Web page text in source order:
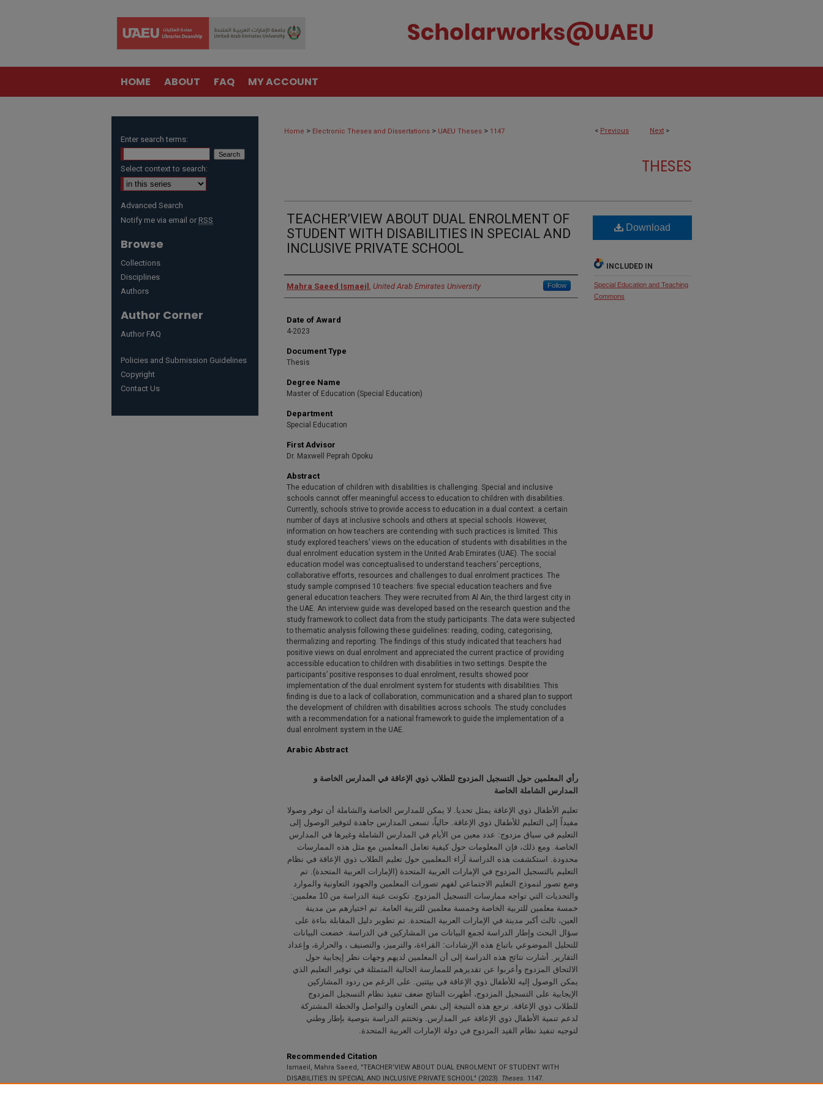
HOME ABOUT FAQ MY ACCOUNT
< Previous Next >
Home > Electronic Theses and Dissertations > UAEU Theses > 1147
THESES
TEACHER’VIEW ABOUT DUAL ENROLMENT OF
STUDENT WITH DISABILITIES IN SPECIAL AND
INCLUSIVE PRIVATE SCHOOL
Author
Mahra Saeed Ismaeil , United Arab Emirates University Follow
Date of Award
4-2023
Document Type
Thesis
Degree Name
Master of Education (Special Education)
Department
Special Education
First Advisor
Dr. Maxwell Peprah Opoku
Abstract
The education of children with disabilities is challenging. Special and inclusive
schools cannot offer meaningful access to education to children with disabilities.
Currently, schools strive to provide access to education in a dual context: a certain
number of days at inclusive schools and others at special schools. However,
information on how teachers are contending with such practices is limited. This
study explored teachers’ views on the education of students with disabilities in the
dual enrolment education system in the United Arab Emirates (UAE). The social
education model was conceptualised to understand teachers’ perceptions,
collaborative efforts, resources and challenges to dual enrolment practices. The
study sample comprised 10 teachers: five special education teachers and five
general education teachers. They were recruited from Al Ain, the third largest city in
the UAE. An interview guide was developed based on the research question and the
study framework to collect data from the study participants. The data were subjected
to thematic analysis following these guidelines: reading, coding, categorising,
thermalizing and reporting. The findings of this study indicated that teachers had
positive views on dual enrolment and appreciated the current practice of providing
accessible education to children with disabilities in two settings. Despite the
participants’ positive responses to dual enrolment, results showed poor
implementation of the dual enrolment system for students with disabilities. This
finding is due to a lack of collaboration, communication and a shared plan to support
the development of children with disabilities across schools. The study concludes
with a recommendation for a national framework to guide the implementation of a
dual enrolment system in the UAE.
Arabic Abstract
رأي المعلمين حول التسجيل المزدوج للطلاب ذوي الإعاقة في المدارس الخاصة و
المدارس الشاملة الخاصة
تعليم الأطفال ذوي الإعاقة يمثل تحديا. لا يمكن للمدارس الخاصة والشاملة أن توفر وصولا
مفيداً إلى التعليم للأطفال ذوي الإعاقة. حالياً، تسعى المدارس جاهدة لتوفير الوصول إلى
التعليم في سياق مزدوج: عدد معين من الأيام في المدارس الشاملة وغيرها في المدارس
الخاصة. ومع ذلك، فإن المعلومات حول كيفية تعامل المعلمين مع مثل هذه الممارسات
محدودة. استكشفت هذه الدراسة آراء المعلمين حول تعليم الطلاب ذوي الإعاقة في نظام
التعليم بالتسجيل المزدوج في الإمارات العربية المتحدة (الإمارات العربية المتحدة). تم
وضع تصور لنموذج التعليم الاجتماعي لفهم تصورات المعلمين والجهود التعاونية والموارد
والتحديات التي تواجه ممارسات التسجيل المزدوج. تكونت عينة الدراسة من 10 معلمين:
خمسة معلمين للتربية الخاصة وخمسة معلمين للتربية العامة. تم اختيارهم من مدينة
العين، ثالث أكبر مدينة في الإمارات العربية المتحدة. تم تطوير دليل المقابلة بناءة على
سؤال البحث وإطار الدراسة لجمع البيانات من المشاركين في الدراسة. خضعت البيانات
للتحليل الموضوعي باتباع هذه الإرشادات: القراءة، والترميز، والتصنيف ، والحرارة، وإعداد
التقارير. أشارت نتائج هذه الدراسة إلى أن المعلمين لديهم وجهات نظر إيجابية حول
الالتحاق المزدوج وأعربوا عن تقديرهم للممارسة الحالية المتمثلة في توفير التعليم الذي
يمكن الوصول إليه للأطفال ذوي الإعاقة في بيئتين. على الرغم من ردود المشاركين
الإيجابية على التسجيل المزدوج، أظهرت النتائج ضعف تنفيذ نظام التسجيل المزدوج
للطلاب ذوي الإعاقة. ترجع هذه النتيجة إلى نقص التعاون والتواصل والخطة المشتركة
لدعم تنمية الأطفال ذوي الإعاقة عبر المدارس. وتختتم الدراسة بتوصية بإطار وطني
لتوجيه تنفيذ نظام القيد المزدوج في دولة الإمارات العربية المتحدة.
Recommended Citation
Ismaeil, Mahra Saeed, "TEACHER’VIEW ABOUT DUAL ENROLMENT OF STUDENT WITH
DISABILITIES IN SPECIAL AND INCLUSIVE PRIVATE SCHOOL" (2023). Theses. 1147.
Download
INCLUDED IN
Special Education and Teaching
Commons
Enter search terms:
Select context to search:
Advanced Search
Notify me via email or RSS
Browse
Collections
Disciplines
Authors
Author Corner
Author FAQ
Policies and Submission Guidelines
Copyright
Contact Us